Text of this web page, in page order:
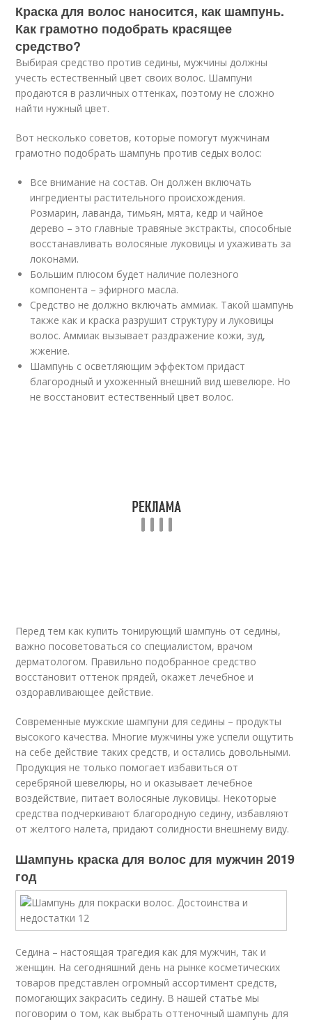
Краска для волос наносится, как шампунь.
Как грамотно подобрать красящее
средство?
Выбирая средство против седины, мужчины должны
учесть естественный цвет своих волос. Шампуни
продаются в различных оттенках, поэтому не сложно
найти нужный цвет.
Вот несколько советов, которые помогут мужчинам
грамотно подобрать шампунь против седых волос:
Все внимание на состав. Он должен включать
ингредиенты растительного происхождения.
Розмарин, лаванда, тимьян, мята, кедр и чайное
дерево – это главные травяные экстракты, способные
восстанавливать волосяные луковицы и ухаживать за
локонами.
Большим плюсом будет наличие полезного
компонента – эфирного масла.
Средство не должно включать аммиак. Такой шампунь
также как и краска разрушит структуру и луковицы
волос. Аммиак вызывает раздражение кожи, зуд,
жжение.
Шампунь с осветляющим эффектом придаст
благородный и ухоженный внешний вид шевелюре. Но
не восстановит естественный цвет волос.
Перед тем как купить тонирующий шампунь от седины,
важно посоветоваться со специалистом, врачом
дерматологом. Правильно подобранное средство
восстановит оттенок прядей, окажет лечебное и
оздоравливающее действие.
Современные мужские шампуни для седины – продукты
высокого качества. Многие мужчины уже успели ощутить
на себе действие таких средств, и остались довольными.
Продукция не только помогает избавиться от
серебряной шевелюры, но и оказывает лечебное
воздействие, питает волосяные луковицы. Некоторые
средства подчеркивают благородную седину, избавляют
от желтого налета, придают солидности внешнему виду.
Шампунь краска для волос для мужчин 2019
год
Седина – настоящая трагедия как для мужчин, так и
женщин. На сегодняшний день на рынке косметических
товаров представлен огромный ассортимент средств,
помогающих закрасить седину. В нашей статье мы
поговорим о том, как выбрать оттеночный шампунь для